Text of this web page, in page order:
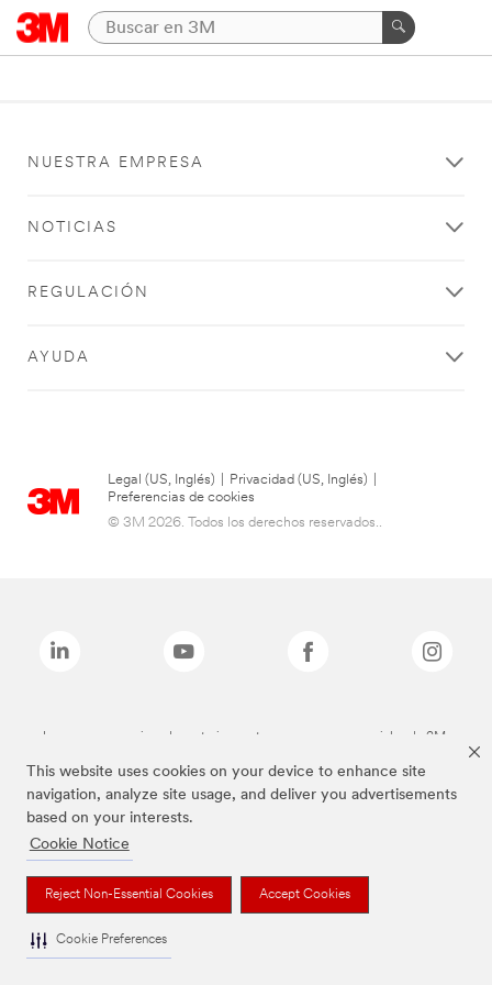
This website uses cookies on your device to enhance site
navigation, analyze site usage, and deliver you advertisements
based on your interests.
Cookie Notice
Reject Non-Essential Cookies Accept Cookies
Cookie Preferences
NUESTRA EMPRESA
NOTICIAS
REGULACIÓN
AYUDA
Legal (US, Inglés) Privacidad (US, Inglés)
Preferencias de cookies
© 3M 2026. Todos los derechos reservados..
Las marcas mencionadas anteriormente son marcas comerciales de 3M.